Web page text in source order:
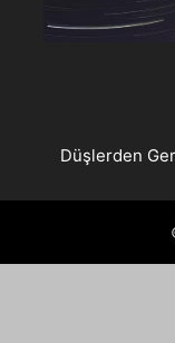
Düşlerden